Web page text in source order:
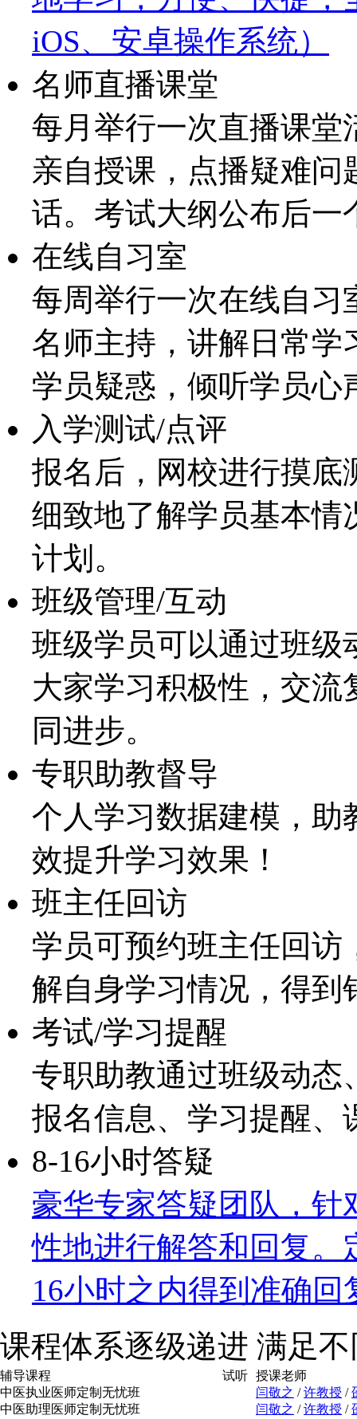
iOS、安卓操作系统）
名师直播课堂
每月举行一次直播课堂
亲自授课，点播疑难
话。考试大纲公布后一
在线自习室
每周举行一次在线自习
名师主持，讲解日常学
学员疑惑，倾听学员心
入学测试/点评
报名后，网校进行摸底
细致地了解学员基本情
计划。
班级管理/互动
班级学员可以通过班级
大家学习积极性，交
同进步。
专职助教督导
个人学习数据建模，助
效提升学习效果！
班主任回访
学员可预约班主任回访
解自身学习情况，得到
考试/学习提醒
专职助教通过班级动态
报名信息、学习提醒、
8-16小时答疑
豪华专家答疑团队，针
性地进行解答和回复。
16小时之内得到准确回
课程体系逐级递进 满足
辅导课程 试听 授课老师
中医执业医师定制无忧班
闫敬之 /许教授 /
中医助理医师定制无忧班
闫敬之 /许教授 /